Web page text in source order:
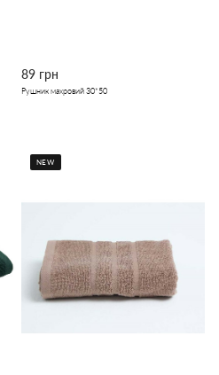
89 грн
Рушник махровий 30*50
NEW